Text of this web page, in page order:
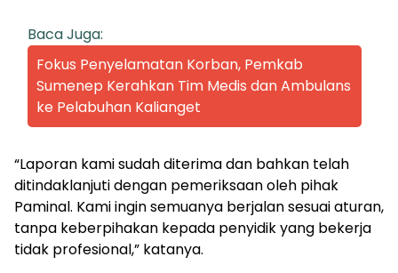
Baca Juga:
Fokus Penyelamatan Korban, Pemkab
Sumenep Kerahkan Tim Medis dan Ambulans
ke Pelabuhan Kalianget
“Laporan kami sudah diterima dan bahkan telah
ditindaklanjuti dengan pemeriksaan oleh pihak
Paminal. Kami ingin semuanya berjalan sesuai aturan,
tanpa keberpihakan kepada penyidik yang bekerja
tidak profesional,” katanya.